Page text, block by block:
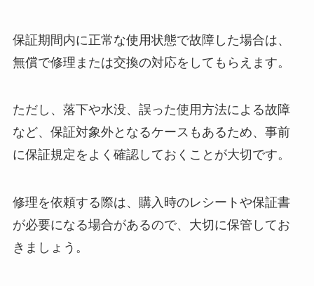
保証期間内に正常な使用状態で故障した場合は、
無償で修理または交換の対応をしてもらえます。
ただし、落下や水没、誤った使用方法による故障
など、保証対象外となるケースもあるため、事前
に保証規定をよく確認しておくことが大切です。
修理を依頼する際は、購入時のレシートや保証書
が必要になる場合があるので、大切に保管してお
きましょう。